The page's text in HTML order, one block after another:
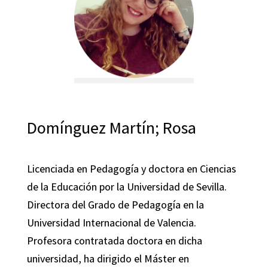
Domínguez Martín; Rosa
Licenciada en Pedagogía y doctora en Ciencias
de la Educación por la Universidad de Sevilla.
Directora del Grado de Pedagogía en la
Universidad Internacional de Valencia.
Profesora contratada doctora en dicha
universidad, ha dirigido el Máster en